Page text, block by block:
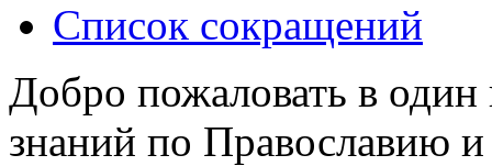
Список сокращений
Добро пожаловать в
знаний по Православию